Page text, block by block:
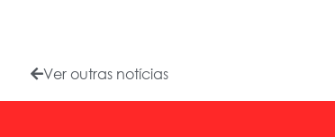
Ver outras notícias